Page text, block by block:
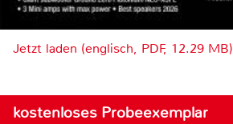
Jetzt laden (englisch, PDF, 12.29 MB)
kostenloses Probeexemplar